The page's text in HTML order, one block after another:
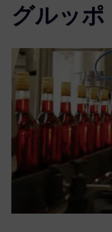
グルッポ